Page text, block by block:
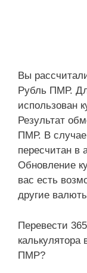
Вы
Рубль ПМР.
использован
Результат
ПМР. В случае
пересчитан в
Обновление
вас есть
другие
Перевести
ПМР?